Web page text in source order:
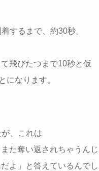
するまで、約30秒。
飛びたつまで10秒と仮
になります。
、これは
た奪い返されちゃうんじ
よ」と答えているんでし